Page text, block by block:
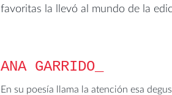
favoritas la llevó al mundo de la
ANA GARRIDO
En su poesía llama la atención esa